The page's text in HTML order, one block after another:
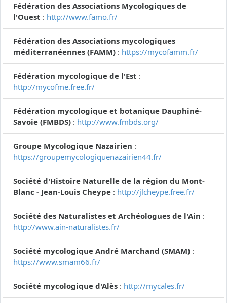
Fédération des Associations Mycologiques de
l'Ouest : http://www.famo.fr/
Fédération des Associations mycologiques
méditerranéennes (FAMM) : https://mycofamm.fr/
Fédération mycologique de l'Est :
http://mycofme.free.fr/
Fédération mycologique et botanique Dauphiné-
Savoie (FMBDS) : http://www.fmbds.org/
Groupe Mycologique Nazairien :
https://groupemycologiquenazairien44.fr/
Société d'Histoire Naturelle de la région du Mont-
Blanc - Jean-Louis Cheype : http://jlcheype.free.fr/
Société des Naturalistes et Archéologues de l'Ain :
http://www.ain-naturalistes.fr/
Société mycologique André Marchand (SMAM) :
https://www.smam66.fr/
Société mycologique d'Alès : http://mycales.fr/